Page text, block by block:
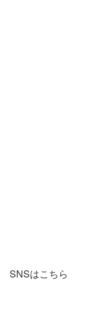
SNSはこちら